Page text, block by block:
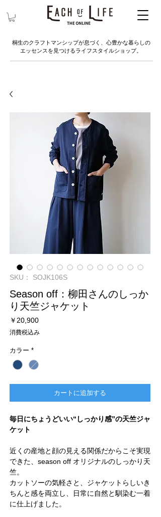
桐生のクラフトマンシップが息づく、心豊かな暮らしの
エッセンスを見つけるライフスタイルショップ。
SKU： SOJK106S
Season off：柳田さんのしっか
り天竺ジャケット
￥20,900価
消費税込み
カラー *
カートに追加する
毎日にちょうどいい“しっかり感”の天竺ジャ
ケット
近くの産地と顔の見える関係だからこそ実現
できた、season off オリジナルのしっかり天
竺。
カットソーの気軽さと、ジャケットらしいき
ちんと感を両立し、日常に自然と馴染む一着
に仕上げました。